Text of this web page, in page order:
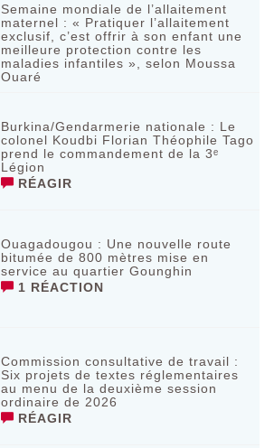
Semaine mondiale de l’allaitement
maternel : « Pratiquer l’allaitement
exclusif, c’est offrir à son enfant une
meilleure protection contre les
maladies infantiles », selon Moussa
Ouaré
Burkina/Gendarmerie nationale : Le
colonel Koudbi Florian Théophile Tago
prend le commandement de la 3ᵉ
Légion
RÉAGIR
Ouagadougou : Une nouvelle route
bitumée de 800 mètres mise en
service au quartier Gounghin
1 RÉACTION
Commission consultative de travail :
Six projets de textes réglementaires
au menu de la deuxième session
ordinaire de 2026
RÉAGIR